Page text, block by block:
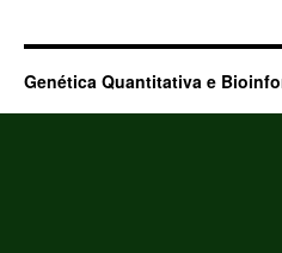
Genética Quantitativa e